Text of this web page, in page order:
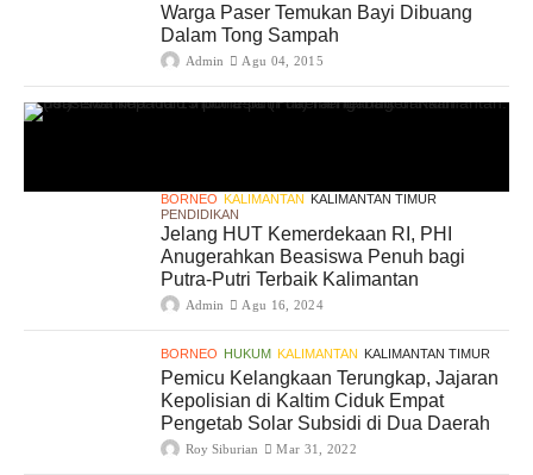
Warga Paser Temukan Bayi Dibuang
Dalam Tong Sampah
Admin Agu 04, 2015
BORNEO KALIMANTAN KALIMANTAN TIMUR
PENDIDIKAN
Jelang HUT Kemerdekaan RI, PHI
Anugerahkan Beasiswa Penuh bagi
Putra-Putri Terbaik Kalimantan
Admin Agu 16, 2024
BORNEO HUKUM KALIMANTAN KALIMANTAN TIMUR
Pemicu Kelangkaan Terungkap, Jajaran
Kepolisian di Kaltim Ciduk Empat
Pengetab Solar Subsidi di Dua Daerah
Roy Siburian Mar 31, 2022